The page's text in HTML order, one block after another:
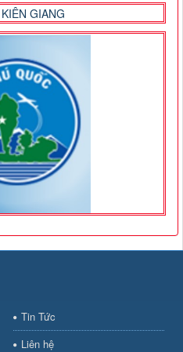
Tin Tức
Liên hệ